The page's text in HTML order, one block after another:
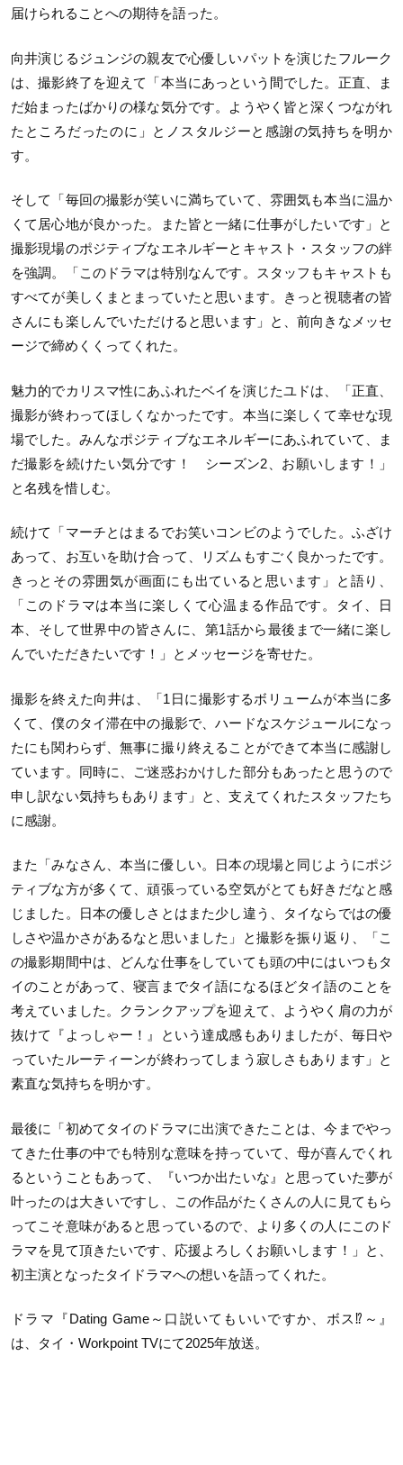
届けられることへの期待を語った。
向井演じるジュンジの親友で心優しいパットを演じたフルーク
は、撮影終了を迎えて「本当にあっという間でした。正直、ま
だ始まったばかりの様な気分です。ようやく皆と深くつながれ
たところだったのに」とノスタルジーと感謝の気持ちを明か
す。
そして「毎回の撮影が笑いに満ちていて、雰囲気も本当に温か
くて居心地が良かった。また皆と一緒に仕事がしたいです」と
撮影現場のポジティブなエネルギーとキャスト・スタッフの絆
を強調。「このドラマは特別なんです。スタッフもキャストも
すべてが美しくまとまっていたと思います。きっと視聴者の皆
さんにも楽しんでいただけると思います」と、前向きなメッセ
ージで締めくくってくれた。
魅力的でカリスマ性にあふれたベイを演じたユドは、「正直、
撮影が終わってほしくなかったです。本当に楽しくて幸せな現
場でした。みんなポジティブなエネルギーにあふれていて、ま
だ撮影を続けたい気分です！ シーズン2、お願いします！」
と名残を惜しむ。
続けて「マーチとはまるでお笑いコンビのようでした。ふざけ
あって、お互いを助け合って、リズムもすごく良かったです。
きっとその雰囲気が画面にも出ていると思います」と語り、
「このドラマは本当に楽しくて心温まる作品です。タイ、日
本、そして世界中の皆さんに、第1話から最後まで一緒に楽し
んでいただきたいです！」とメッセージを寄せた。
撮影を終えた向井は、「1日に撮影するボリュームが本当に多
くて、僕のタイ滞在中の撮影で、ハードなスケジュールになっ
たにも関わらず、無事に撮り終えることができて本当に感謝し
ています。同時に、ご迷惑おかけした部分もあったと思うので
申し訳ない気持ちもあります」と、支えてくれたスタッフたち
に感謝。
また「みなさん、本当に優しい。日本の現場と同じようにポジ
ティブな方が多くて、頑張っている空気がとても好きだなと感
じました。日本の優しさとはまた少し違う、タイならではの優
しさや温かさがあるなと思いました」と撮影を振り返り、「こ
の撮影期間中は、どんな仕事をしていても頭の中にはいつもタ
イのことがあって、寝言までタイ語になるほどタイ語のことを
考えていました。クランクアップを迎えて、ようやく肩の力が
抜けて『よっしゃー！』という達成感もありましたが、毎日や
っていたルーティーンが終わってしまう寂しさもあります」と
素直な気持ちを明かす。
最後に「初めてタイのドラマに出演できたことは、今までやっ
てきた仕事の中でも特別な意味を持っていて、母が喜んでくれ
るということもあって、『いつか出たいな』と思っていた夢が
叶ったのは大きいですし、この作品がたくさんの人に見てもら
ってこそ意味があると思っているので、より多くの人にこのド
ラマを見て頂きたいです、応援よろしくお願いします！」と、
初主演となったタイドラマへの想いを語ってくれた。
ドラマ『Dating Game～口説いてもいいですか、ボス⁉～』
は、タイ・Workpoint TVにて2025年放送。